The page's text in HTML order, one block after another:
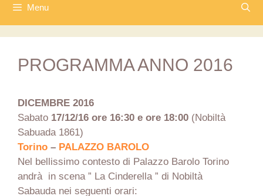
Menu
PROGRAMMA ANNO 2016
DICEMBRE 2016
Sabato 17/12/16 ore 16:30 e ore 18:00 (Nobiltà
Sabuada 1861)
Torino – PALAZZO BAROLO
Nel bellissimo contesto di Palazzo Barolo Torino
andrà in scena ” La Cinderella ” di Nobiltà
Sabauda nei seguenti orari: